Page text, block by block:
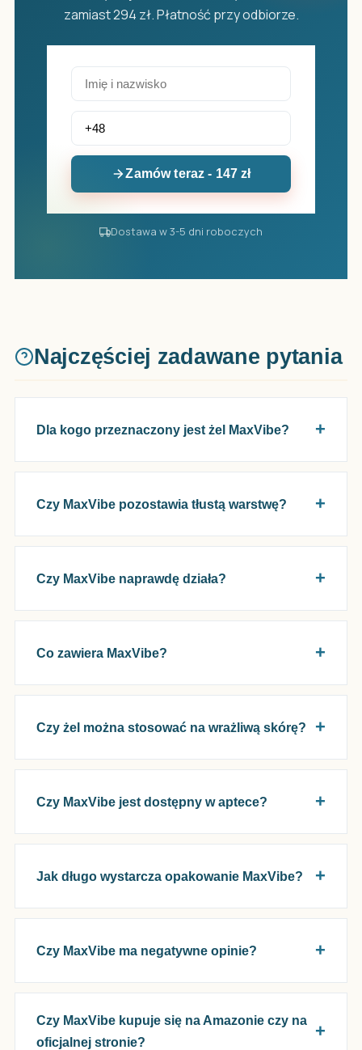
zamiast 294 zł. Płatność przy odbiorze.
Zamów teraz - 147 zł
Dostawa w 3-5 dni roboczych
Najczęściej zadawane pytania
Dla kogo przeznaczony jest żel MaxVibe?
Czy MaxVibe pozostawia tłustą warstwę?
Czy MaxVibe naprawdę działa?
Co zawiera MaxVibe?
Czy żel można stosować na wrażliwą skórę?
Czy MaxVibe jest dostępny w aptece?
Jak długo wystarcza opakowanie MaxVibe?
Czy MaxVibe ma negatywne opinie?
Czy MaxVibe kupuje się na Amazonie czy na
oficjalnej stronie?